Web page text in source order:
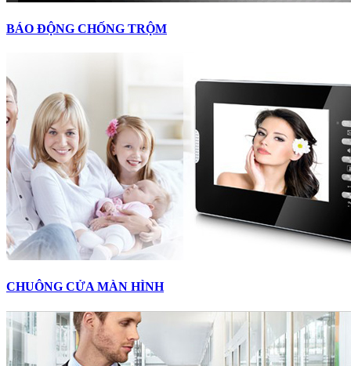
BÁO ĐỘNG CHỐNG TRỘM
CHUÔNG CỬA MÀN HÌNH